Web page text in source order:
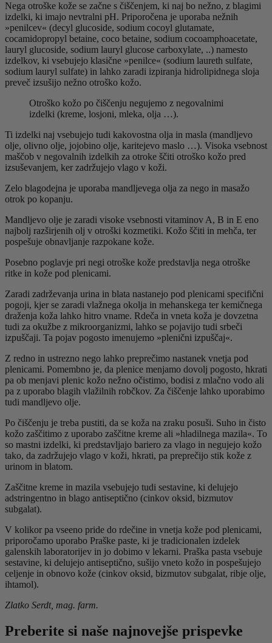
Nega otroške kože se začne s čiščenjem, ki naj bo nežno, z blagimi
izdelki, ki imajo nevtralni pH. Priporočena je uporaba nežnih
»penilcev« (decyl glucoside, sodium cocoyl glutamate,
cocamidopropyl betaine, coco betaine, sodium cocoamphoacetate,
lauryl glucoside, sodium lauryl glucose carboxylate, ..) namesto
izdelkov, ki vsebujejo klasične »penilce« (sodium laureth sulfate,
sodium lauryl sulfate) in lahko zaradi izpiranja hidrolipidnega sloja
preveč izsušijo nežno otroško kožo.
Otroško kožo po čiščenju negujemo z negovalnimi
izdelki (kreme, losjoni, mleka, olja …).
Ti izdelki naj vsebujejo tudi kakovostna olja in masla (mandljevo
olje, olivno olje, jojobino olje, karitejevo maslo …). Visoka vsebnost
maščob v negovalnih izdelkih za otroke ščiti otroško kožo pred
izsuševanjem, ker zadržujejo vlago v koži.
Zelo blagodejna je uporaba mandljevega olja za nego in masažo
otrok po kopanju.
Mandljevo olje je zaradi visoke vsebnosti vitaminov A, B in E eno
najbolj razširjenih olj v otroški kozmetiki. Kožo ščiti in mehča, ter
pospešuje obnavljanje razpokane kože.
Posebno poglavje pri negi otroške kože predstavlja nega otroške
ritke in kože pod plenicami.
Zaradi zadrževanja urina in blata nastanejo pod plenicami specifični
pogoji, kjer se zaradi vlažnega okolja in mehanskega ter kemičnega
draženja koža lahko hitro vname. Rdeča in vneta koža je dovzetna
tudi za okužbe z mikroorganizmi, lahko se pojavijo tudi srbeči
izpuščaji. Ta pojav pogosto imenujemo »plenični izpuščaj«.
Z redno in ustrezno nego lahko preprečimo nastanek vnetja pod
plenicami. Pomembno je, da plenice menjamo dovolj pogosto, hkrati
pa ob menjavi plenic kožo nežno očistimo, bodisi z mlačno vodo ali
pa z uporabo blagih vlažilnih robčkov. Za čiščenje lahko uporabimo
tudi mandljevo olje.
Po čiščenju je treba pustiti, da se koža na zraku posuši. Suho in čisto
kožo zaščitimo z uporabo zaščitne kreme ali »hladilnega mazila«. To
so mastni izdelki, ki predstavljajo bariero za vlago in negujejo kožo
tako, da zadržujejo vlago v koži, hkrati, pa preprečijo stik kože z
urinom in blatom.
Zaščitne kreme in mazila vsebujejo tudi sestavine, ki delujejo
adstringentno in blago antiseptično (cinkov oksid, bizmutov
subgalat).
V kolikor pa vseeno pride do rdečine in vnetja kože pod plenicami,
priporočamo uporabo Praške paste, ki je tradicionalen izdelek
galenskih laboratorijev in jo dobimo v lekarni. Praška pasta vsebuje
sestavine, ki delujejo antiseptično, sušijo vneto kožo in pospešujejo
celjenje in obnovo kože (cinkov oksid, bizmutov subgalat, ribje olje,
ihtamol).
Zlatko Serdt, mag. farm.
Preberite si naše najnovejše prispevke